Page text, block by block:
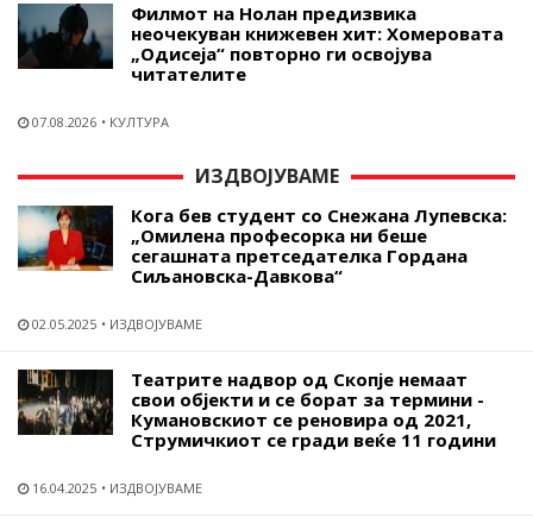
Филмот на Нолан предизвика
неочекуван книжевен хит: Хомеровата
„Одисеја“ повторно ги освојува
читателите
07.08.2026 КУЛТУРА
ИЗДВОЈУВАМЕ
Кога бев студент со Снежана Лупевска:
„Омилена професорка ни беше
сегашната претседателка Гордана
Сиљановска-Давкова“
02.05.2025 ИЗДВОЈУВАМЕ
Театрите надвор од Скопје немаат
свои објекти и се борат за термини -
Кумановскиот се реновира од 2021,
Струмичкиот се гради веќе 11 години
16.04.2025 ИЗДВОЈУВАМЕ